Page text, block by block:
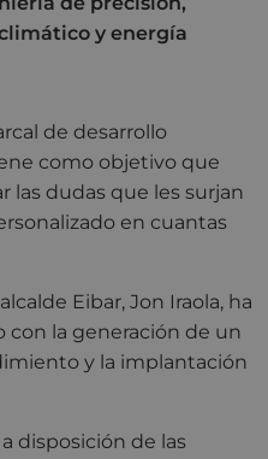
y energía
de desarrollo
como objetivo que
las dudas que les surjan
en cuantas
Eibar, Jon Iraola, ha
la generación de un
y la implantación
disposición de las